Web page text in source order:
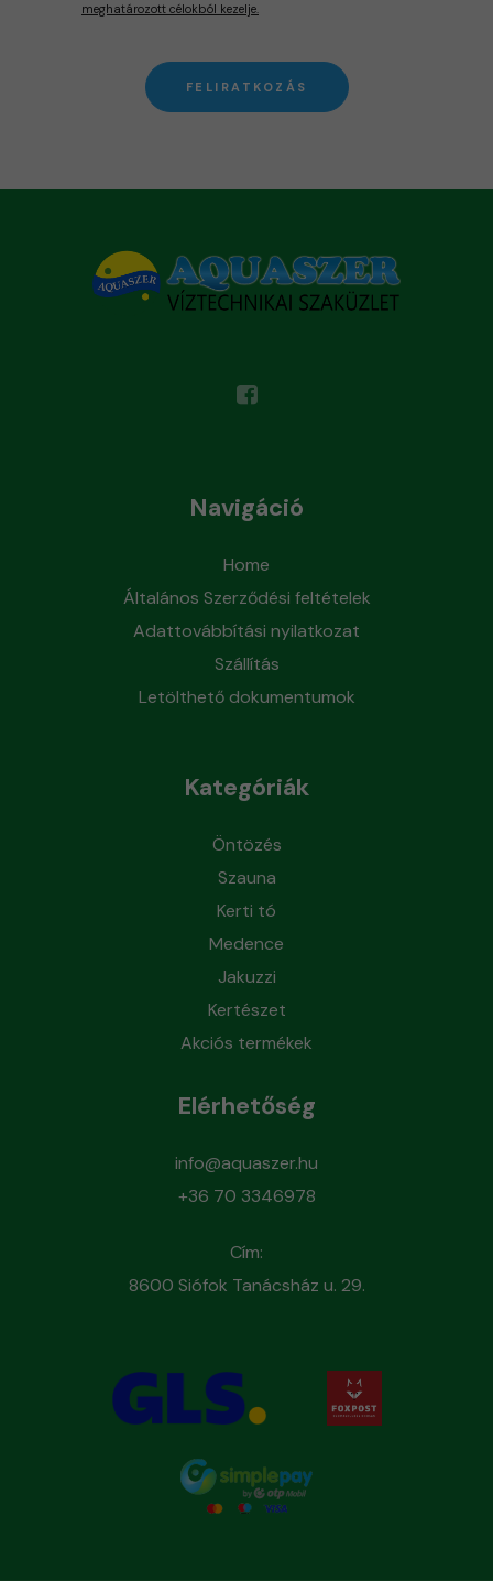
meghatározott célokból kezelje.
FELIRATKOZÁS
Navigáció
Home
Általános Szerződési feltételek
Adattovábbítási nyilatkozat
Szállítás
Letölthető dokumentumok
Kategóriák
Öntözés
Szauna
Kerti tó
Medence
Jakuzzi
Kertészet
Akciós termékek
Elérhetőség
info@aquaszer.hu
+36 70 3346978
Cím:
8600 Siófok Tanácsház u. 29.